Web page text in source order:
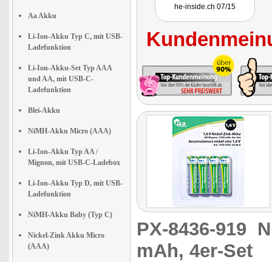
Aa Akku
Li-Ion-Akku Typ C, mit USB-
Ladefunktion
Li-Ion-Akku-Set Typ AAA
und AA, mit USB-C-
Ladefunktion
Blei-Akku
NiMH-Akku Micro (AAA)
Li-Ion-Akku Typ AA /
Mignon, mit USB-C-Ladebox
Li-Ion-Akku Typ D, mit USB-
Ladefunktion
NiMH-Akku Baby (Typ C)
Nickel-Zink Akku Micro
(AAA)
sind sie schnell wieder
he-inside.ch 07/15
PX-8436-919
mAh, 4er-Set